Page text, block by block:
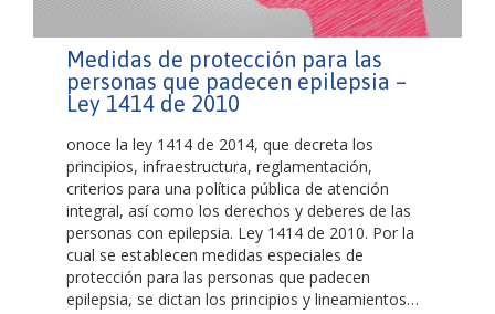
Medidas de protección para las
personas que padecen epilepsia –
Ley 1414 de 2010
onoce la ley 1414 de 2014, que decreta los
principios, infraestructura, reglamentación,
criterios para una política pública de atención
integral, así como los derechos y deberes de las
personas con epilepsia. Ley 1414 de 2010. Por la
cual se establecen medidas especiales de
protección para las personas que padecen
epilepsia, se dictan los principios y lineamientos…